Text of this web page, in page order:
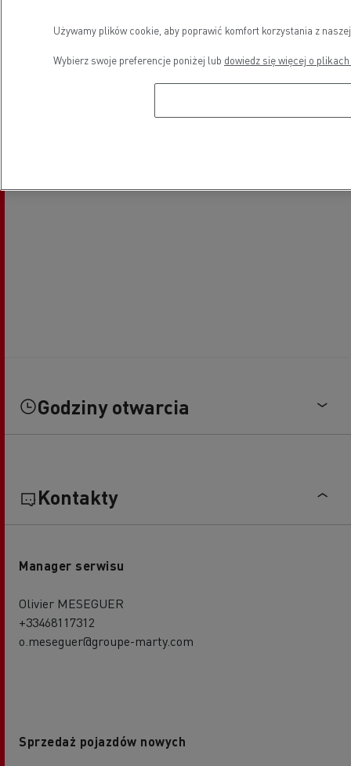
Godziny otwarcia
Kontakty
Manager serwisu
Olivier MESEGUER
+33468117312
o.meseguer@groupe-marty.com
Sprzedaż pojazdów nowych
Używamy plików cookie, aby poprawić komfort korzystania z
Wybierz swoje preferencje poniżej lub dowiedz się więcej o